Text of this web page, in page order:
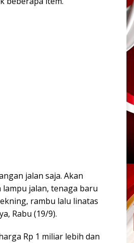
jalan saja. Akan
jalan, tenaga baru
rambu lalu linatas
Rabu (19/9).
Rp 1 miliar lebih dan